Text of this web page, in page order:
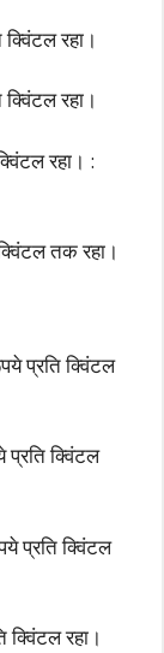
रहा।
रहा।
रहा। :
तक रहा।
प्रति क्विंटल
क्विंटल
प्रति क्विंटल
रहा।